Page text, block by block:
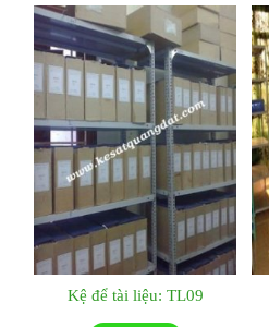
Kệ để tài liệu: TL09